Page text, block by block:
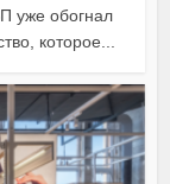
уже обогнал
которое...